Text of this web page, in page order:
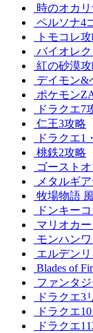
時のオカ
ペルソナ4
トモコレ
バイオレ
紅の砂漠攻
デイモン&
ポケモン
ドラクエ7
仁王3攻略
ドラクエ1
桃鉄2攻略
ゴースト
メタルギ
牧場物語
ドンキー
マリオカ
モンハン
エルデン
Blades of
ファンタ
ドラクエ3
ドラクエ
ドラクエ